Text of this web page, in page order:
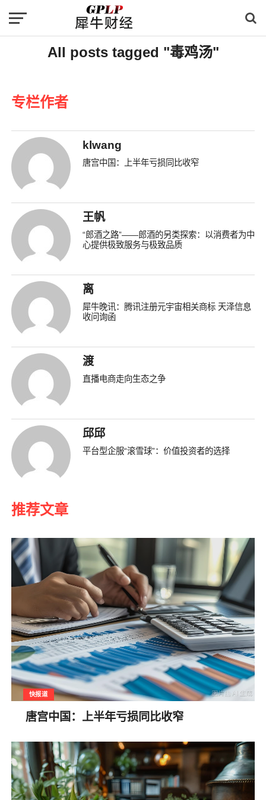
All posts tagged "毒鸡汤"
专栏作者
klwang
唐宫中国：上半年亏损同比收窄
王帆
“郎酒之路”——郎酒的另类探索：以消费者为中
心提供极致服务与极致品质
离
犀牛晚讯：腾讯注册元宇宙相关商标 天泽信息
收问询函
渡
直播电商走向生态之争
邱邱
平台型企服“滚雪球”：价值投资者的选择
推荐文章
快报道
唐宫中国：上半年亏损同比收窄